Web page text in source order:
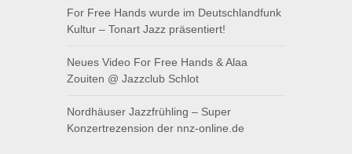
For Free Hands wurde im Deutschlandfunk
Kultur – Tonart Jazz präsentiert!
Neues Video For Free Hands & Alaa
Zouiten @ Jazzclub Schlot
Nordhäuser Jazzfrühling – Super
Konzertrezension der nnz-online.de